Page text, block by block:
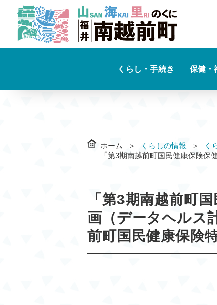
くらし・手続き 保健・
ホーム くらしの情報 く
「第3期南越前町国民健康保険
「第3期南越前町
画（データヘルス
前町国民健康保険